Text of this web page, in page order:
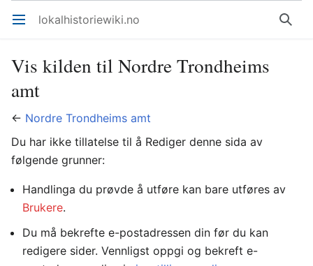
Åpne hovedmenyen lokalhistoriewiki.no Søk
Vis kilden til Nordre Trondheims
amt
← Nordre Trondheims amt
Du har ikke tillatelse til å Rediger denne sida av
følgende grunner:
Handlinga du prøvde å utføre kan bare utføres av
Brukere.
Du må bekrefte e-postadressen din før du kan
redigere sider. Vennligst oppgi og bekreft e-